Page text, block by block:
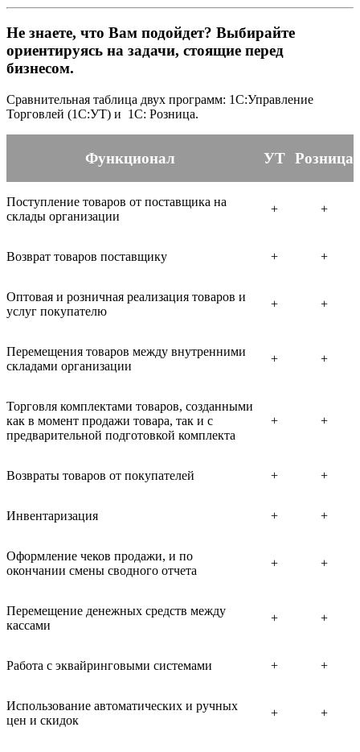
Не знаете, что Вам подойдет? Выбирайте
ориентируясь на задачи, стоящие перед
бизнесом.
Сравнительная таблица двух программ: 1С:Управление
Торговлей (1С:УТ) и 1С: Розница.
Функционал УТ Розница
Поступление товаров от поставщика на
склады организации
+ +
Возврат товаров поставщику + +
Оптовая и розничная реализация товаров и
услуг покупателю
+ +
Перемещения товаров между внутренними
складами организации
+ +
Торговля комплектами товаров, созданными
как в момент продажи товара, так и с
предварительной подготовкой комплекта
+ +
Возвраты товаров от покупателей + +
Инвентаризация + +
Оформление чеков продажи, и по
окончании смены сводного отчета
+ +
Перемещение денежных средств между
кассами
+ +
Работа с эквайринговыми системами + +
Использование автоматических и ручных
цен и скидок
+ +